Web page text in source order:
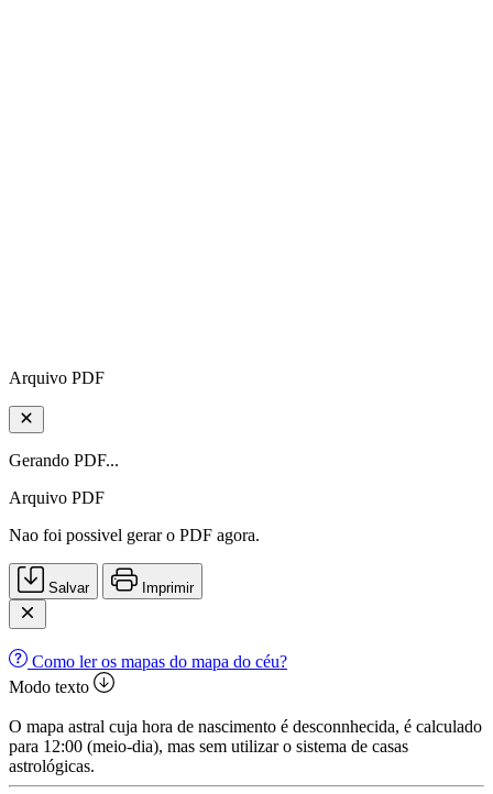
Arquivo PDF
Gerando PDF...
Arquivo PDF
Nao foi possivel gerar o PDF agora.
Salvar Imprimir
Como ler os mapas do mapa do céu?
Modo texto
O mapa astral cuja hora de nascimento é desconnhecida, é calculado
para 12:00 (meio-dia), mas sem utilizar o sistema de casas
astrológicas.